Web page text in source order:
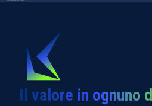
Il valore in ognuno